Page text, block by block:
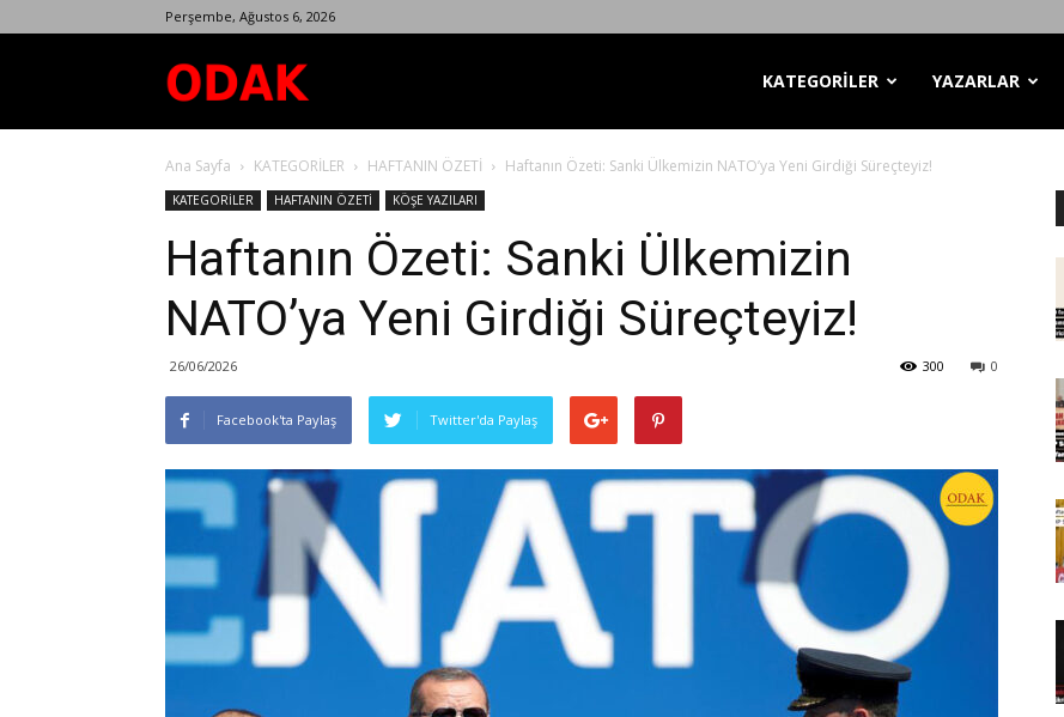
Perşembe, Ağustos 6, 2026
Dergisi
KATEGORİLER YAZARLAR
Ana Sayfa KATEGORİLER HAFTANIN ÖZETİ Haftanın Özeti: Sanki Ülkemizin NATO’ya Yeni Girdiği Süreçteyiz!
KATEGORİLER HAFTANIN ÖZETİ KÖŞE YAZILARI
Haftanın Özeti: Sanki Ülkemizin
NATO’ya Yeni Girdiği Süreçteyiz!
26/06/2026 0
300
Facebook'ta Paylaş Twitter'da Paylaş